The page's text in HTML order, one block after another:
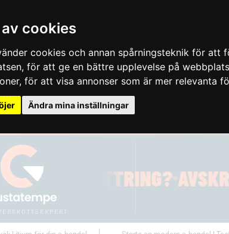
cookies
cookies och annan spårningsteknik för
, för att ge en bättre upplevelse på
, för att visa annonser som är mer relevanta
Ändra mina inställningar